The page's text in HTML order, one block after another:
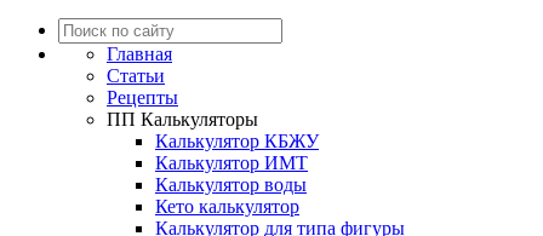
Главная
Статьи
Рецепты
ПП Калькуляторы
Калькулятор КБЖУ
Калькулятор ИМТ
Калькулятор воды
Кето калькулятор
Калькулятор для типа фигуры